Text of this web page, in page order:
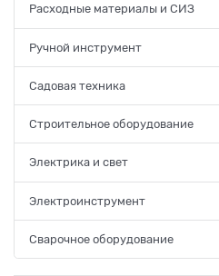
Расходные материалы и СИЗ
Ручной инструмент
Садовая техника
Строительное оборудование
Электрика и свет
Электроинструмент
Сварочное оборудование